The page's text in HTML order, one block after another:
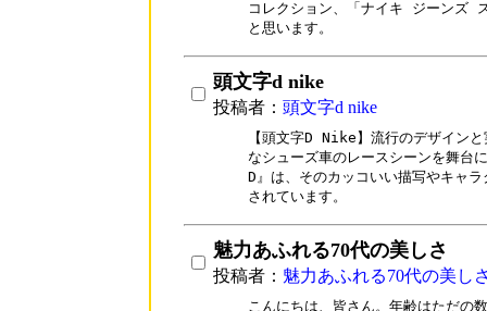
コレクション、「ナイキ ジーンズ
と思います。
頭文字d nike
投稿者： 頭文字d nike
【頭文字D Nike】流行のデザイン
なシューズ車のレースシーンを舞台
D』は、そのカッコいい描写やキャ
されています。
魅力あふれる70代の美しさ
投稿者： 魅力あふれる70代の美し
こんにちは、皆さん。年齢はただの